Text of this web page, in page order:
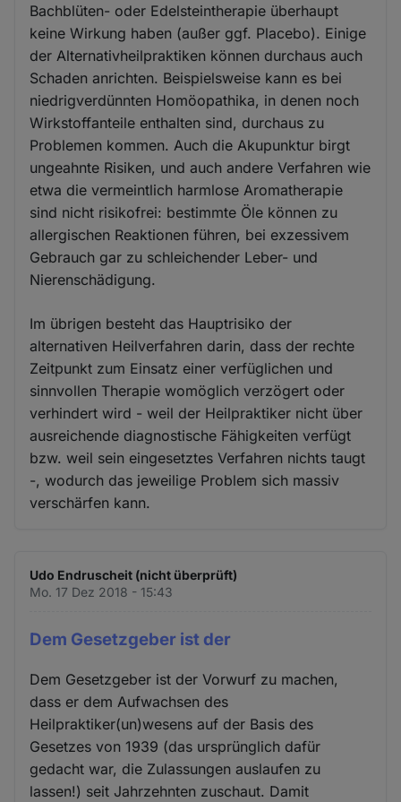
Bachblüten- oder Edelsteintherapie überhaupt
keine Wirkung haben (außer ggf. Placebo). Einige
der Alternativheilpraktiken können durchaus auch
Schaden anrichten. Beispielsweise kann es bei
niedrigverdünnten Homöopathika, in denen noch
Wirkstoffanteile enthalten sind, durchaus zu
Problemen kommen. Auch die Akupunktur birgt
ungeahnte Risiken, und auch andere Verfahren wie
etwa die vermeintlich harmlose Aromatherapie
sind nicht risikofrei: bestimmte Öle können zu
allergischen Reaktionen führen, bei exzessivem
Gebrauch gar zu schleichender Leber- und
Nierenschädigung.
Im übrigen besteht das Hauptrisiko der
alternativen Heilverfahren darin, dass der rechte
Zeitpunkt zum Einsatz einer verfüglichen und
sinnvollen Therapie womöglich verzögert oder
verhindert wird - weil der Heilpraktiker nicht über
ausreichende diagnostische Fähigkeiten verfügt
bzw. weil sein eingesetztes Verfahren nichts taugt
-, wodurch das jeweilige Problem sich massiv
verschärfen kann.
Udo Endruscheit (nicht überprüft)
Mo. 17 Dez 2018 - 15:43
Dem Gesetzgeber ist der
Dem Gesetzgeber ist der Vorwurf zu machen,
dass er dem Aufwachsen des
Heilpraktiker(un)wesens auf der Basis des
Gesetzes von 1939 (das ursprünglich dafür
gedacht war, die Zulassungen auslaufen zu
lassen!) seit Jahrzehnten zuschaut. Damit